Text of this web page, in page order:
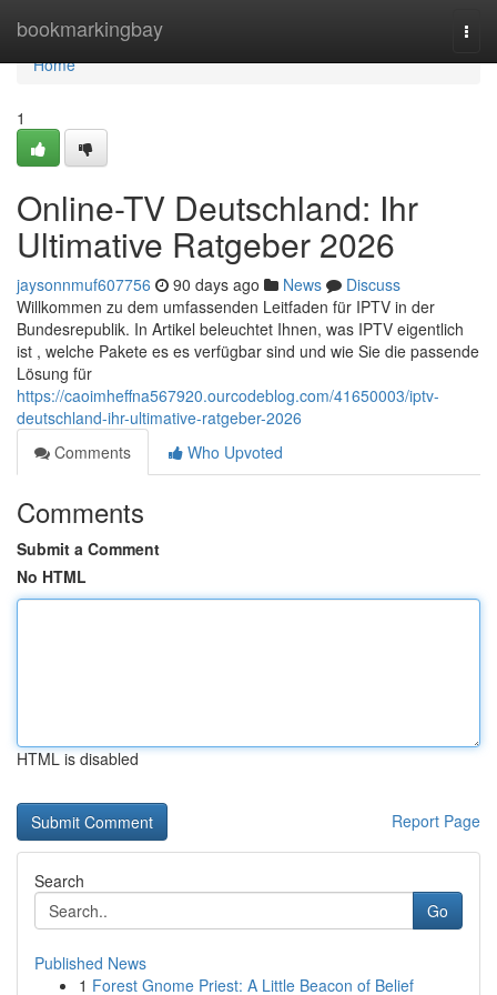
bookmarkingbay
Home
Home
1
Online-TV Deutschland: Ihr
Ultimative Ratgeber 2026
jaysonnmuf607756 90 days ago News
Discuss
Willkommen zu dem umfassenden Leitfaden für IPTV in der
Bundesrepublik. In Artikel beleuchtet Ihnen, was IPTV eigentlich
ist , welche Pakete es es verfügbar sind und wie Sie die passende
Lösung für
https://caoimheffna567920.ourcodeblog.com/41650003/iptv-
deutschland-ihr-ultimative-ratgeber-2026
Comments
Who Upvoted
Comments
Submit a Comment
No HTML
HTML is disabled
Report Page
Search
Go
Published News
1 Forest Gnome Priest: A Little Beacon of Belief